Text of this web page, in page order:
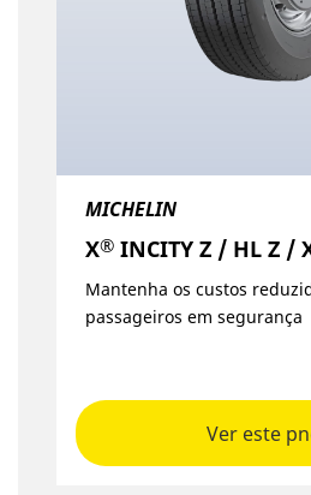
MICHELIN
X® INCITY Z / HL Z / XZU
Mantenha os custos
passageiros em segurança
Ver este